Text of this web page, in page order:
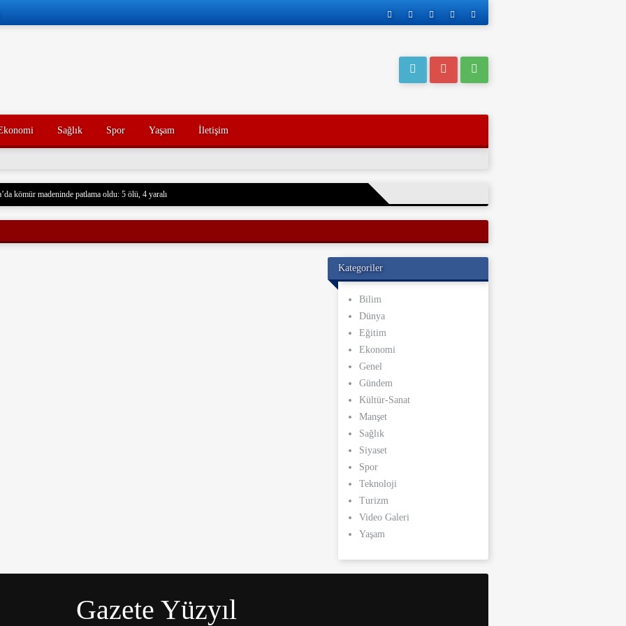
Sağlık Spor Yaşam İletişim
kömür madeninde patlama oldu: 5 ölü, 4 yaralı
hayatını kaybeden oğlunun trajik ölümünü yaşayan bir baba, acı dolu bir tesadüf sonucu aynı kaderi
ölümünden tam 7 yıl sonra, baba da geçirdiği bir kaza sonucu hayatını kaybetti. Aile üyeleri ve yakınları, bu
Kategoriler
Bilim
Dünya
Eğitim
Ekonomi
Genel
Gündem
Kültür-Sanat
Manşet
Sağlık
Siyaset
Spor
Teknoloji
Turizm
Video Galeri
Yaşam
Gazete Yüzyıl